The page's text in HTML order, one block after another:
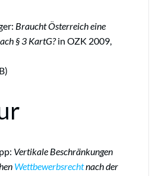
Braucht Österreich eine
§ 3 KartG?in OZK 2009,
Vertikale Beschränkungen
Wettbewerbsrechtnach der